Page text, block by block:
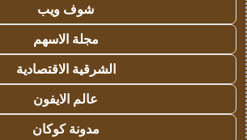
شوف ويب
مجلة الاسهم
الشرقية الاقتصادية
عالم الايفون
مدونة كوكان